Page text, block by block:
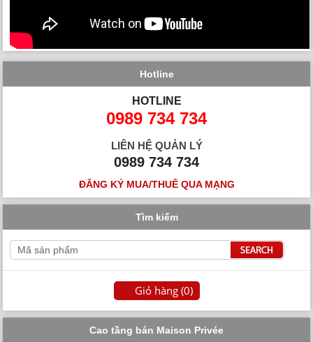
Hotline
HOTLINE
0989 734 734
LIÊN HỆ QUẢN LÝ
0989 734 734
ĐĂNG KÝ MUA/THUÊ QUA MẠNG
Tìm kiếm
Giỏ hàng (0)
Cao tầng bán Maison Privée